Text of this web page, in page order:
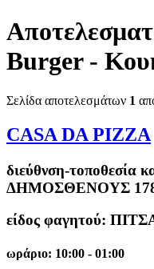
Burger -
Σελίδα αποτελεσμάτων 1
CASA DA PIZZA
διεύθνση-τοποθεσία
ΔΗΜΟΣΘΕΝΟΥΣ
είδος φαγητού:
ωράριο: 10:00 - 01:00